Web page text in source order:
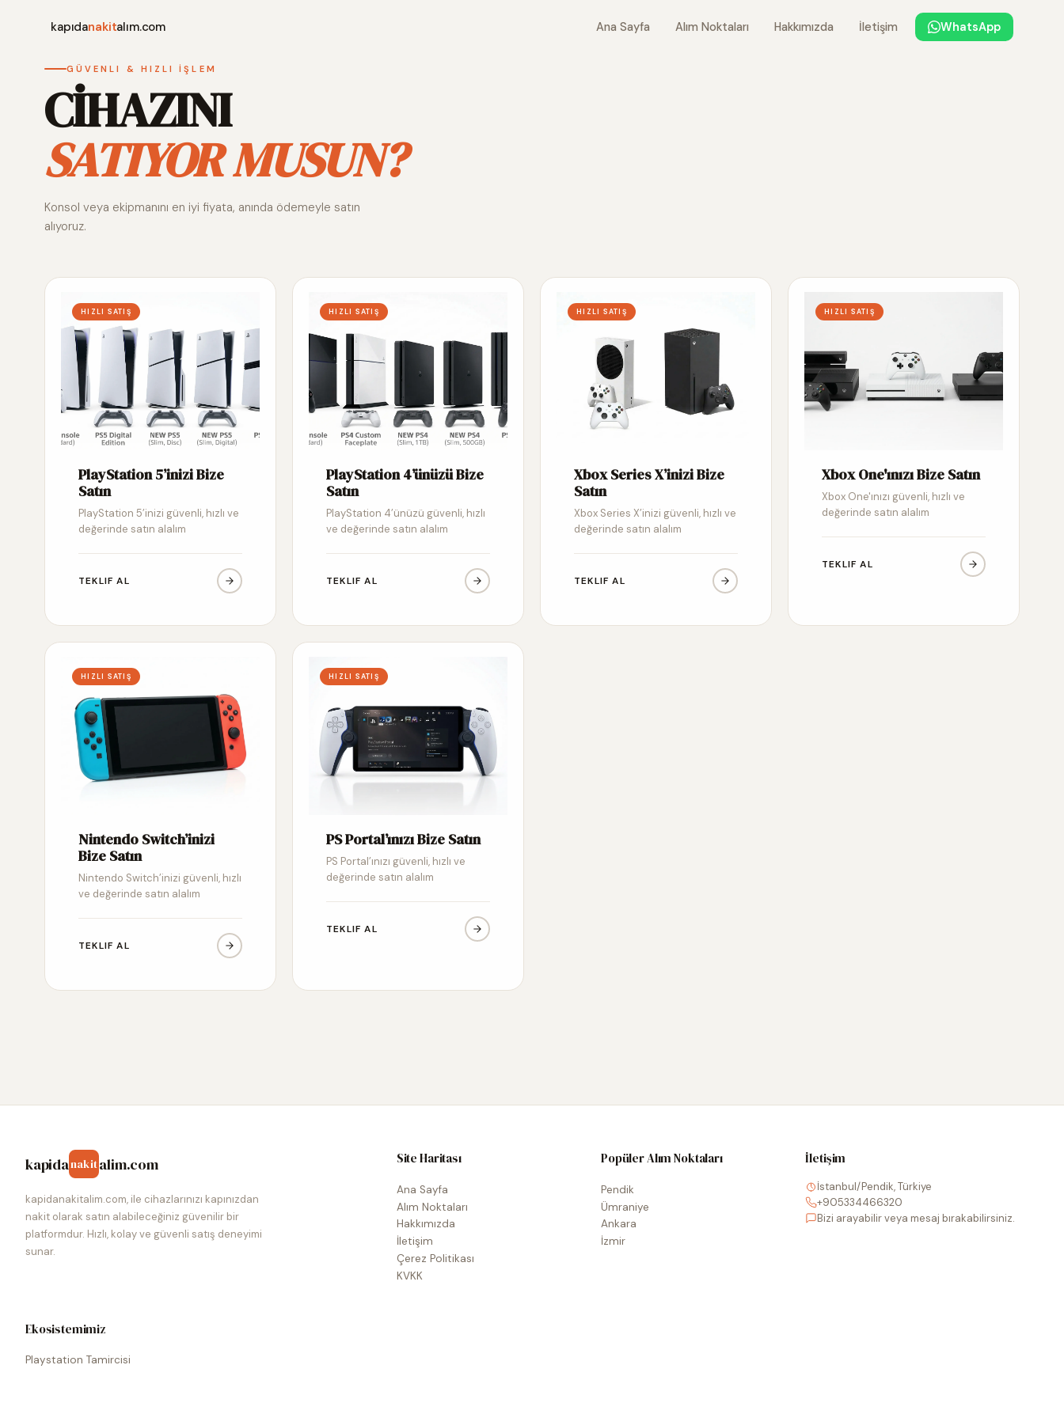
kapıdanakitalım.com Ana Sayfa Alım Noktaları Hakkımızda İletişim WhatsApp
GÜVENLI & HIZLI İŞLEM
CİHAZINI
SATIYOR MUSUN?
Konsol veya ekipmanını en iyi fiyata, anında ödemeyle satın
alıyoruz.
HIZLI SATIŞ
PlayStation 5’inizi Bize
Satın
PlayStation 5’inizi güvenli, hızlı ve
değerinde satın alalım
TEKLIF AL
HIZLI SATIŞ
PlayStation 4’ünüzü Bize
Satın
PlayStation 4’ünüzü güvenli, hızlı
ve değerinde satın alalım
TEKLIF AL
HIZLI SATIŞ
Xbox Series X’inizi Bize
Satın
Xbox Series X’inizi güvenli, hızlı ve
değerinde satın alalım
TEKLIF AL
HIZLI SATIŞ
Xbox One'ınızı Bize Satın
Xbox One'ınızı güvenli, hızlı ve
değerinde satın alalım
TEKLIF AL
HIZLI SATIŞ
Nintendo Switch’inizi
Bize Satın
Nintendo Switch’inizi güvenli, hızlı
ve değerinde satın alalım
TEKLIF AL
HIZLI SATIŞ
PS Portal’ınızı Bize Satın
PS Portal’ınızı güvenli, hızlı ve
değerinde satın alalım
TEKLIF AL
kapidanakitalim.com
kapidanakitalim.com, ile cihazlarınızı kapınızdan
nakit olarak satın alabileceğiniz güvenilir bir
platformdur. Hızlı, kolay ve güvenli satış deneyimi
sunar.
Site Haritası
Ana Sayfa
Alım Noktaları
Hakkımızda
İletişim
Çerez Politikası
KVKK
Popüler Alım Noktaları
Pendik
Ümraniye
Ankara
İzmir
İletişim
İstanbul/Pendik, Türkiye
+905334466320
Bizi arayabilir veya mesaj bırakabilirsiniz.
Ekosistemimiz
Playstation Tamircisi